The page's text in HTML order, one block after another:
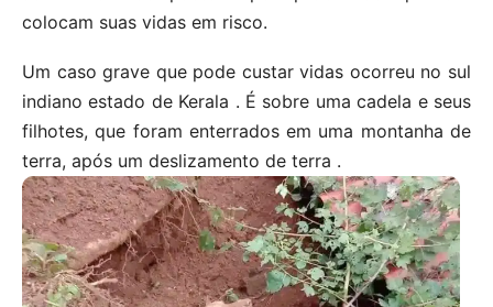
colocam suas vidas em risco.
Um caso grave que pode custar vidas ocorreu no sul
indiano estado de Kerala . É sobre uma cadela e seus
filhotes, que foram enterrados em uma montanha de
terra, após um deslizamento de terra .